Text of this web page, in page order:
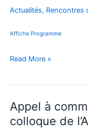
Actualités, Rencontres
Affiche Programme
Programme
de
l’AFEDMA
Read More »
Appel à
colloque de